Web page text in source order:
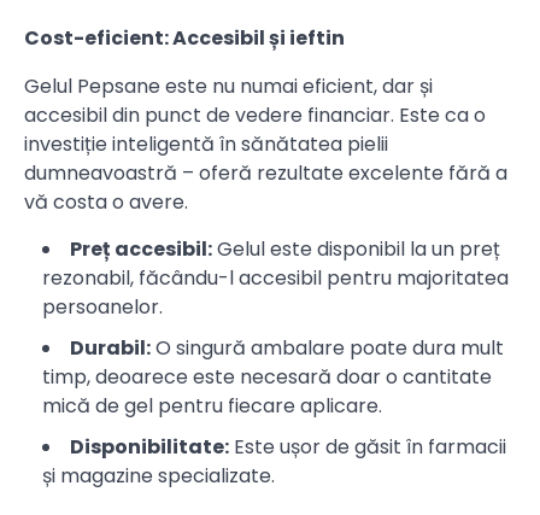
Cost-eficient: Accesibil și ieftin
Gelul Pepsane este nu numai eficient, dar și
accesibil din punct de vedere financiar. Este ca o
investiție inteligentă în sănătatea pielii
dumneavoastră – oferă rezultate excelente fără a
vă costa o avere.
Preț accesibil:Gelul este disponibil la un preț
rezonabil, făcându-l accesibil pentru majoritatea
persoanelor.
Durabil:O singură ambalare poate dura mult
timp, deoarece este necesară doar o cantitate
mică de gel pentru fiecare aplicare.
Disponibilitate: Este ușor de găsit în farmacii
și magazine specializate.